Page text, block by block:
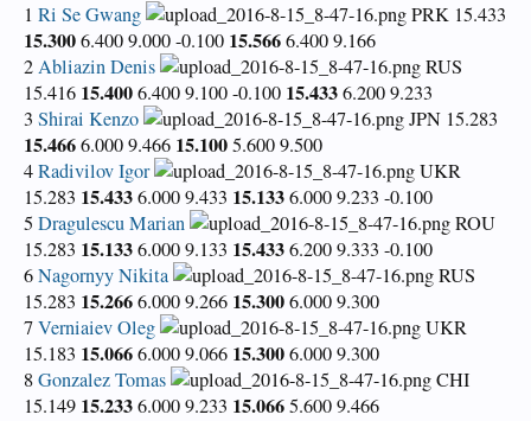
1 Ri Se Gwang PRK 15.433
15.3006.400 9.000 -0.100 15.5666.400 9.166
2Abliazin Denis
RUS
15.416 15.4006.400 9.100 -0.100 15.4336.200 9.233
3 Shirai Kenzo JPN 15.283
15.4666.000 9.466 15.1005.600 9.500
4Radivilov Igor
UKR
15.283 15.4336.000 9.433 15.1336.000 9.233 -0.100
5 Dragulescu Marian
ROU
15.283 15.1336.000 9.133 15.4336.200 9.333 -0.100
6Nagornyy Nikita
RUS
15.283 15.2666.000 9.266 15.3006.000 9.300
7Verniaiev Oleg
UKR
15.183 15.0666.000 9.066 15.3006.000 9.300
8Gonzalez Tomas
CHI
15.149 15.2336.000 9.233 15.0665.600 9.466